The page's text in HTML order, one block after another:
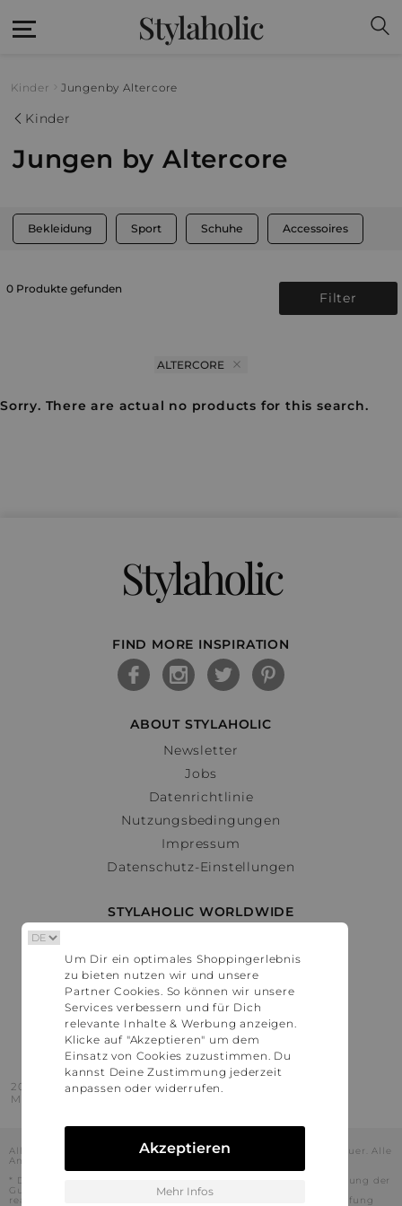
Stylaholic
Kinder Jungen by Altercore
Kinder
Jungen by Altercore
Bekleidung Sport Schuhe Accessoires
0 Produkte gefunden
Filter
ALTERCORE
Sorry. There are actual no products for this search.
Stylaholic
FIND MORE INSPIRATION
ABOUT STYLAHOLIC
Newsletter
Jobs
Datenrichtlinie
Nutzungsbedingungen
Impressum
Datenschutz-Einstellungen
STYLAHOLIC WORLDWIDE
Österreich
Schweiz
France
United States
2016 - 2026 © Stylaholic.
Made for you with love in munich.
Alle Preise inkl. der jeweils geltenden gesetzlichen Mehrwertsteuer. Alle
Angaben ohne Gewähr.
* Die angezeigten Preise beinhalten Rabatte, die durch die Nutzung der
Gutschein-Codes auf den Seiten unserer Partner voraussichtlich
realisiert werden können. Stylaholic führt keine vollständige Prüfung
Um Dir ein optimales Shoppingerlebnis
zu bieten nutzen wir und unsere
Partner Cookies. So können wir unsere
Services verbessern und für Dich
relevante Inhalte & Werbung anzeigen.
Klicke auf "Akzeptieren" um dem
Einsatz von Cookies zuzustimmen. Du
kannst Deine Zustimmung jederzeit
anpassen oder widerrufen.
Akzeptieren
Mehr Infos